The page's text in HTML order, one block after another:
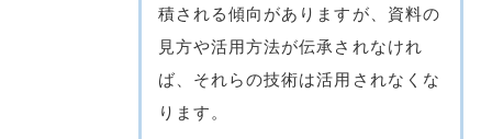
積される傾向がありますが、資料の
見方や活用方法が伝承されなけれ
ば、それらの技術は活用されなくな
ります。